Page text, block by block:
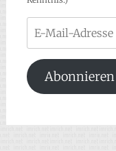
Mail-
Adresse
Abonnieren